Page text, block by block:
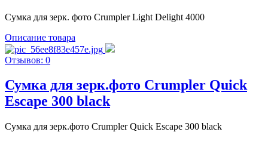
Сумка для зерк. фото Crumpler Light Delight 4000
Описание товара
Отзывов: 0
Сумка для зерк.фото Crumpler Quick
Escape 300 black
Сумка для зерк.фото Crumpler Quick Escape 300 black